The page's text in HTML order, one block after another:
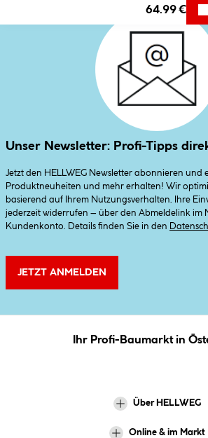
64.99 €
Unser Newsletter: Profi-Tipps
Jetzt den HELLWEG Newsletter abonnieren und
Produktneuheiten und mehr erhalten! Wir
basierend auf Ihrem Nutzungsverhalten. Ihre
jederzeit widerrufen – über den Abmeldelink im
Kundenkonto. Details finden Sie in den
JETZT ANMELDEN
Ihr Profi-Baumarkt in
Über HELLWEG
Online & im Markt